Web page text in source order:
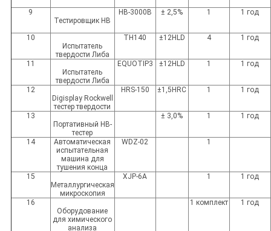
9
Тестировщик HB
HB-3000B ± 2,5% 1 1 год
10
Испытатель
твердости Либа
TH140 ±12HLD 4 1 год
11
Испытатель
твердости Либа
EQUOTIP3 ±12HLD 1 1 год
12
Digisplay Rockwell
тестер твердости
HRS-150 ±1,5HRC 1 1 год
13
Портативный HB-
тестер
± 3,0% 1 1 год
14
Автоматическая
испытательная
машина для
тушения конца
WDZ-02 1
15
Металлургическая
микроскопия
XJP-6A 1 1 год
16
Оборудование
для химического
анализа
1 комплект 1 год